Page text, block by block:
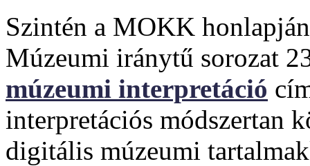
Szintén a MOKK
Múzeumi iránytű sorozat
múzeumi interpretáció
interpretációs módszertan
digitális múzeumi